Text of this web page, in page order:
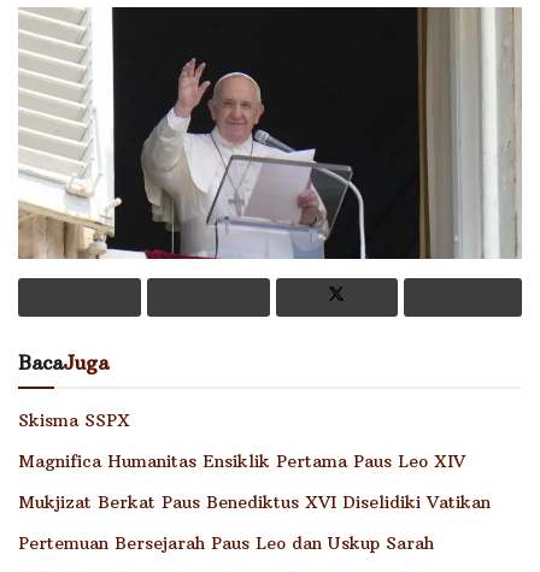
BacaJuga
Skisma SSPX
Magnifica Humanitas Ensiklik Pertama Paus Leo XIV
Mukjizat Berkat Paus Benediktus XVI Diselidiki Vatikan
Pertemuan Bersejarah Paus Leo dan Uskup Sarah